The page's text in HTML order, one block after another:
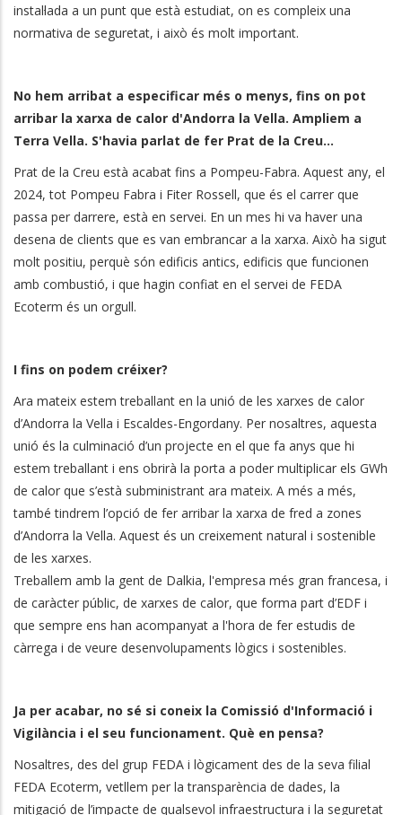
instal·lada a un punt que està estudiat, on es compleix una
normativa de seguretat, i això és molt important.
No hem arribat a especificar més o menys, fins on pot
arribar la xarxa de calor d'Andorra la Vella. Ampliem a
Terra Vella. S'havia parlat de fer Prat de la Creu...
Prat de la Creu està acabat fins a Pompeu-Fabra. Aquest any, el
2024, tot Pompeu Fabra i Fiter Rossell, que és el carrer que
passa per darrere, està en servei. En un mes hi va haver una
desena de clients que es van embrancar a la xarxa. Això ha sigut
molt positiu, perquè són edificis antics, edificis que funcionen
amb combustió, i que hagin confiat en el servei de FEDA
Ecoterm és un orgull.
I fins on podem créixer?
Ara mateix estem treballant en la unió de les xarxes de calor
d’Andorra la Vella i Escaldes-Engordany. Per nosaltres, aquesta
unió és la culminació d’un projecte en el que fa anys que hi
estem treballant i ens obrirà la porta a poder multiplicar els GWh
de calor que s’està subministrant ara mateix. A més a més,
també tindrem l’opció de fer arribar la xarxa de fred a zones
d’Andorra la Vella. Aquest és un creixement natural i sostenible
de les xarxes.
Treballem amb la gent de Dalkia, l'empresa més gran francesa, i
de caràcter públic, de xarxes de calor, que forma part d’EDF i
que sempre ens han acompanyat a l'hora de fer estudis de
càrrega i de veure desenvolupaments lògics i sostenibles.
Ja per acabar, no sé si coneix la Comissió d'Informació i
Vigilància i el seu funcionament. Què en pensa?
Nosaltres, des del grup FEDA i lògicament des de la seva filial
FEDA Ecoterm, vetllem per la transparència de dades, la
mitigació de l’impacte de qualsevol infraestructura i la seguretat